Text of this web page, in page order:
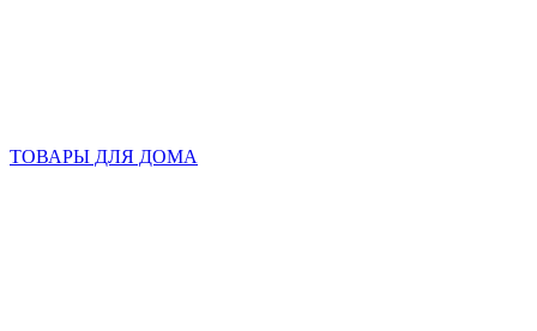
ТОВАРЫ ДЛЯ ДОМА